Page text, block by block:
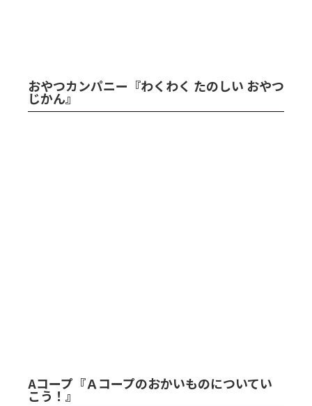
おやつカンパニー『わくわく たのしい おやつ
じかん』
Aコープ『Ａコープのおかいものについてい
こう！』